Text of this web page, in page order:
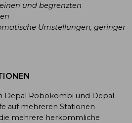
und begrenzten
Umstellungen, geringer
Depal Robokombi und Depal
auf mehreren Stationen
mehrere herkömmliche